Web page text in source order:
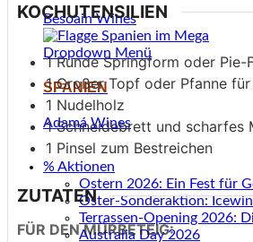
Besoain Wines
SPANIEN
Adamá Wines
% Aktionen
Ostern 2026: Ein Fest für
Oster-Sonderaktion:
Terrassen-Opening 2026:
Australia Day 2026
KOCHUTENSILIEN
1 Runde Springform oder
1 Großer Topf oder Pfanne
1 Nudelholz
1 Schneidebrett und scharfes
1 Pinsel zum Bestreichen
ZUTATEN
FÜR DEN MÜRBETEIG: